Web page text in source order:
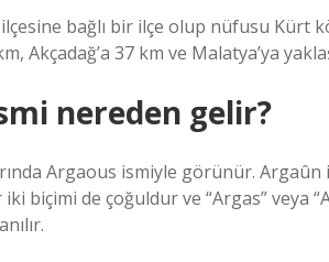
bağlı bir ilçe olup nüfusu Kürt
Akçadağ’a 37 km ve Malatya’ya
nereden gelir?
Argaous ismiyle görünür. Argaûn
biçimi de çoğuldur ve “Argas” veya